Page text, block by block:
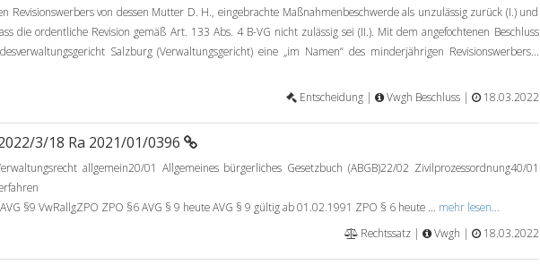
Revisionswerbers von dessen Mutter D. H., eingebrachte Maßnahmenbeschwerde als unzulässig zurück (I.) und
die ordentliche Revision gemäß Art. 133 Abs. 4 B-VG nicht zulässig sei (II.). Mit dem angefochtenen Beschluss
Salzburg (Verwaltungsgericht) eine „im Namen“ des minderjährigen Revisionswerbers...
Entscheidung |
Vwgh Beschluss | 18.03.2022
3/18 Ra 2021/01/0396
allgemein20/01 Allgemeines bürgerliches Gesetzbuch (ABGB)22/02 Zivilprozessordnung40/01
§9 VwRallgZPO ZPO §6 AVG § 9 heute AVG § 9 gültig ab 01.02.1991 ZPO § 6 heute ... mehr lesen...
Rechtssatz |
Vwgh | 18.03.2022